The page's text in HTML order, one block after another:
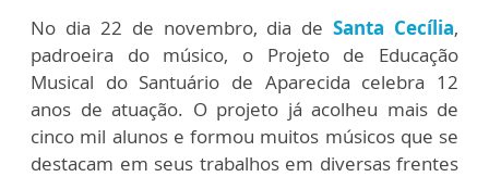
No dia 22 de novembro, dia deSanta Cecília,
padroeira do músico, o Projeto de Educação
Musical do Santuário de Aparecida celebra 12
anos de atuação. O projeto já acolheu mais de
cinco mil alunos e formou muitos músicos que se
destacam em seus trabalhos em diversas frentes